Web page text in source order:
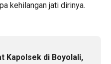
kehilangan jati dirinya.
Kapolsek di Boyolali,